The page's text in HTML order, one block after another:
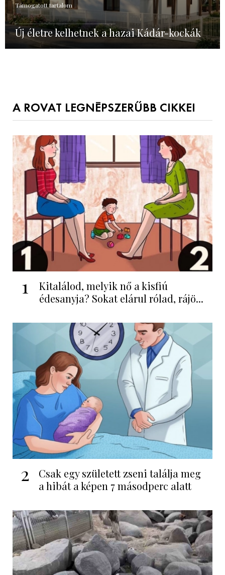
Támogatott tartalom
Új életre kelhetnek a hazai Kádár-kockák
A ROVAT LEGNÉPSZERŰBB CIKKEI
1
Kitalálod, melyik nő a kisfiú
édesanyja? Sokat elárul rólad, rájö...
2
Csak egy született zseni találja meg
a hibát a képen 7 másodperc alatt